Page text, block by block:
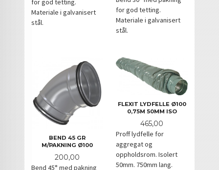
for god tetting.
Materiale i galvanisert
stål.
for god tetting.
Materiale i galvanisert
stål.
BEND 45 GR
M/PAKNING Ø100
Pris
200,00
Bend 45° med pakning
FLEXIT LYDFELLE Ø100
0,75M 50MM ISO
Pris
465,00
Proff lydfelle for
aggregat og
oppholdsrom. Isolert
50mm. 750mm lang.